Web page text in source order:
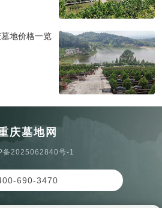
地价格一览
庆墓地网
备2025062840号-1
690-3470